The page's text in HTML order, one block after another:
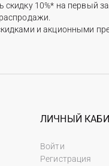
10%* на первый
и акционными
ЛИЧНЫЙ
Войти
Регистрация